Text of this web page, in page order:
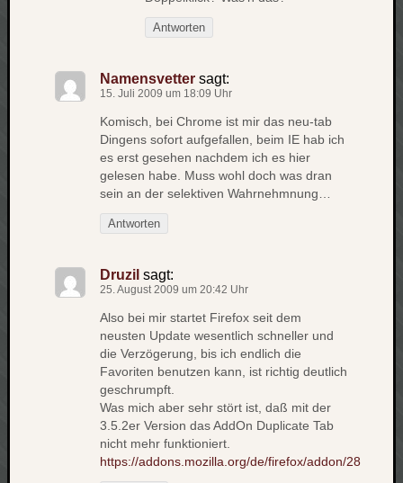
Antworten
Namensvetter sagt:
15. Juli 2009 um 18:09 Uhr
Komisch, bei Chrome ist mir das neu-tab
Dingens sofort aufgefallen, beim IE hab ich
es erst gesehen nachdem ich es hier
gelesen habe. Muss wohl doch was dran
sein an der selektiven Wahrnehmnung…
Antworten
Druzil sagt:
25. August 2009 um 20:42 Uhr
Also bei mir startet Firefox seit dem
neusten Update wesentlich schneller und
die Verzögerung, bis ich endlich die
Favoriten benutzen kann, ist richtig deutlich
geschrumpft.
Was mich aber sehr stört ist, daß mit der
3.5.2er Version das AddOn Duplicate Tab
nicht mehr funktioniert.
https://addons.mozilla.org/de/firefox/addon/28